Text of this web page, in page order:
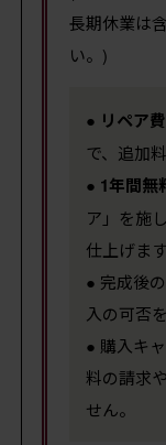
長期休業は
い。)
● リペア
で、追加
● 1年間無
ア」を施
仕上げます
● 完成後
入の可否
● 購入キ
料の請求
せん。